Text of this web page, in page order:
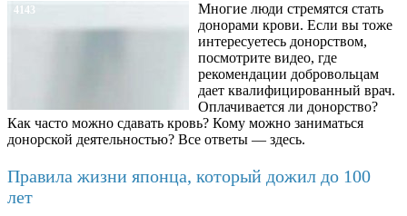
4143
Многие люди стремятся стать
донорами крови. Если вы тоже
интересуетесь донорством,
посмотрите видео, где
рекомендации добровольцам
дает квалифицированный врач.
Оплачивается ли донорство?
Как часто можно сдавать кровь? Кому можно заниматься
донорской деятельностью? Все ответы — здесь.
Правила жизни японца, который дожил до 100
лет